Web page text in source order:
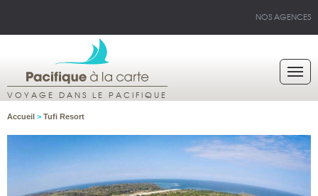
NOS AGENCES
VOYAGE DANS LE PACIFIQUE
Accueil > Tufi Resort